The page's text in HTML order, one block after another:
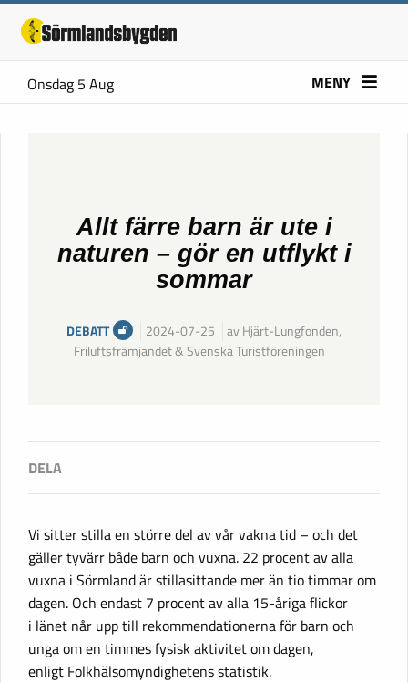
Onsdag 5 Aug MENY
Allt färre barn är ute i
naturen – gör en utflykt i
sommar
DEBATT 2024-07-25
av Hjärt-Lungfonden,
Friluftsfrämjandet & Svenska Turistföreningen
Vi sitter stilla en större del av vår vakna tid – och det
gäller tyvärr både barn och vuxna. 22 procent av alla
vuxna i Sörmland är stillasittande mer än tio timmar om
dagen. Och endast 7 procent av alla 15-åriga flickor
i länet når upp till rekommendationerna för barn och
unga om en timmes fysisk aktivitet om dagen,
enligt Folkhälsomyndighetens statistik.